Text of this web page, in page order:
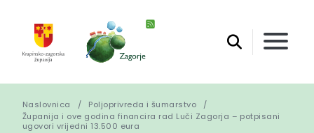
Naslovnica
Poljoprivreda i šumarstvo
Županija i ove godina financira rad Luči Zagorja – potpisani
ugovori vrijedni 13.500 eura